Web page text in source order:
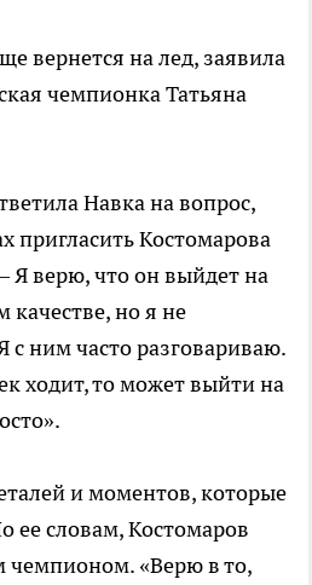
вернется на лед, заявила
чемпионка Татьяна
Навка на вопрос,
пригласить Костомарова
Я верю, что он выйдет на
качестве, но я не
с ним часто разговариваю.
ходит, то может выйти на
и моментов, которые
ее словам, Костомаров
чемпионом. «Верю в то,